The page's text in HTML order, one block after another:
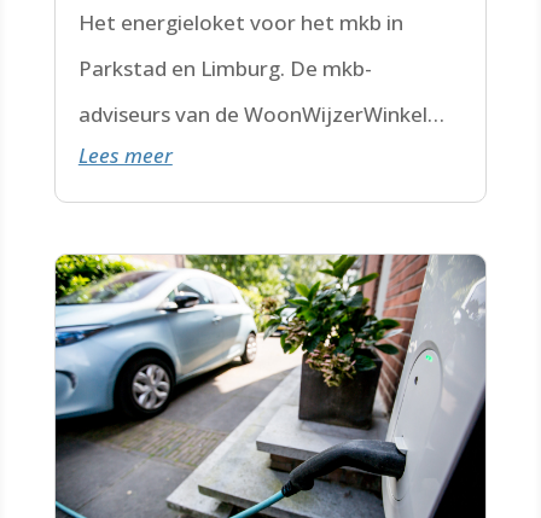
Het energieloket voor het mkb in
Parkstad en Limburg. De mkb-
adviseurs van de WoonWijzerWinkel
Limburg staan voor je klaar.
Lees meer